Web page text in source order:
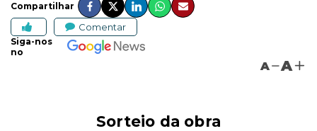
Compartilhar
Comentar
Siga-nos
no
A A
Sorteio da obra